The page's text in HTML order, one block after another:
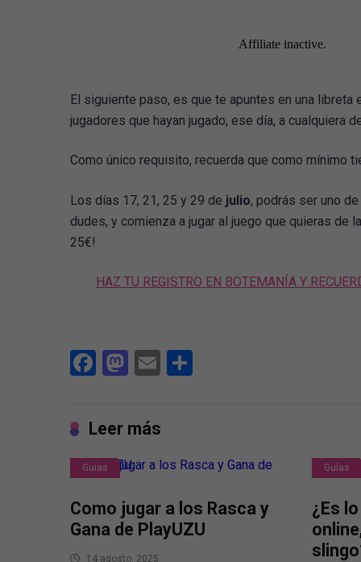
El siguiente paso, es que te apuntes en una
jugadores que hayan jugado, ese día, a cualquiera
Como único requisito, recuerda que como mínimo
Los días 17, 21, 25 y 29 de julio, podrás ser uno
dudes, y comienza a jugar al juego que quieras de
25€!
HAZ TU REGISTRO EN BOTEMANÍA Y
Facebook
Mastodon
Email
Leer más
Guías
Como jugar a los Rasca y
Gana de PlayUZU
14 agosto, 2025
Guías
¿Es